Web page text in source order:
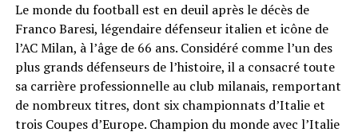
Le monde du football est en deuil après le décès de
Franco Baresi, légendaire défenseur italien et icône de
l’AC Milan, à l’âge de 66 ans. Considéré comme l’un des
plus grands défenseurs de l’histoire, il a consacré toute
sa carrière professionnelle au club milanais, remportant
de nombreux titres, dont six championnats d’Italie et
trois Coupes d’Europe. Champion du monde avec l’Italie